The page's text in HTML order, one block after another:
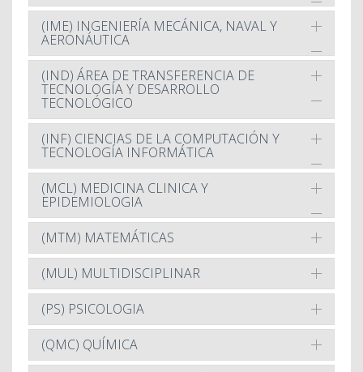
(IME) INGENIERÍA MECÁNICA, NAVAL Y
AERONÁUTICA
(IND) ÁREA DE TRANSFERENCIA DE
TECNOLOGÍA Y DESARROLLO
TECNOLÓGICO
(INF) CIENCIAS DE LA COMPUTACIÓN Y
TECNOLOGÍA INFORMÁTICA
(MCL) MEDICINA CLINICA Y
EPIDEMIOLOGIA
(MTM) MATEMÁTICAS
(MUL) MULTIDISCIPLINAR
(PS) PSICOLOGIA
(QMC) QUÍMICA